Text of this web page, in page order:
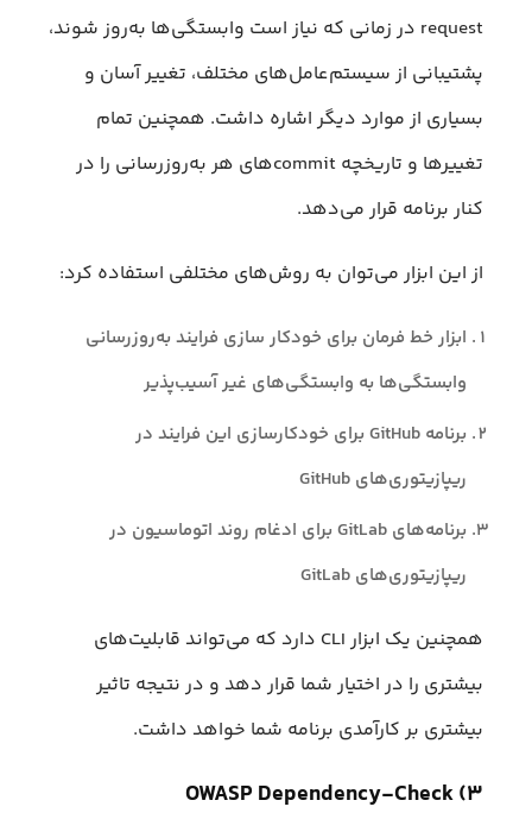
request در زمانی که نیاز است وابستگی‌ها به‌روز شوند،
پشتیبانی از سیستم‌عامل‌های مختلف، تغییر آسان و
بسیاری از موارد دیگر اشاره داشت. همچنین تمام
تغییرها و تاریخچه commitهای هر به‌روزرسانی را در
کنار برنامه قرار می‌دهد.
از این ابزار می‌توان به روش‌های مختلفی استفاده کرد:
ابزار خط فرمان برای خودکار سازی فرایند به‌روزرسانی
وابستگی‌ها به وابستگی‌های غیر آسیب‌پذیر
برنامه GitHub برای خودکارسازی این فرایند در
ریپازیتوری‌های GitHub
برنامه‌های GitLab برای ادغام روند اتوماسیون در
ریپازیتوری‌های GitLab
همچنین یک ابزار CLI دارد که می‌تواند قابلیت‌های
بیشتری را در اختیار شما قرار دهد و در نتیجه تاثیر
بیشتری بر کارآمدی برنامه شما خواهد داشت.
۳) OWASP Dependency-Check